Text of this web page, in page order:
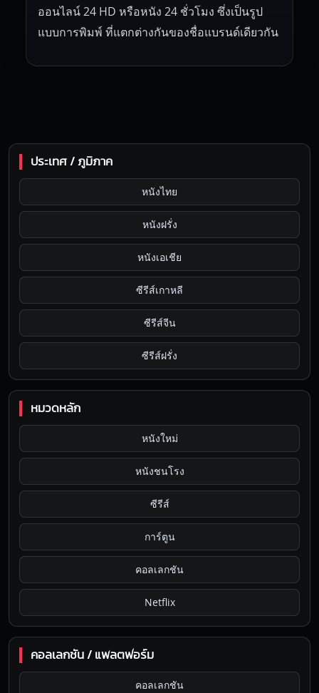
ออนไลน์ 24 HD หรือหนัง 24 ชั่วโมง ซึ่งเป็นรูป
แบบการพิมพ์ ที่แตกต่างกันของชื่อแบรนด์เดียวกัน
ประเทศ / ภูมิภาค
หนังไทย
หนังฝรั่ง
หนังเอเชีย
ซีรีส์เกาหลี
ซีรีส์จีน
ซีรีส์ฝรั่ง
หมวดหลัก
หนังใหม่
หนังชนโรง
ซีรีส์
การ์ตูน
คอลเลกชัน
Netflix
คอลเลกชัน / แพลตฟอร์ม
คอลเลกชัน